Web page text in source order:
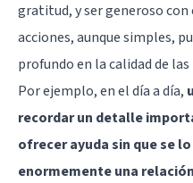
gratitud, y ser generoso
acciones, aunque simples,
profundo en la calidad de
Por ejemplo, en el día a día,
recordar un detalle
ofrecer ayuda sin que se
enormemente una relación